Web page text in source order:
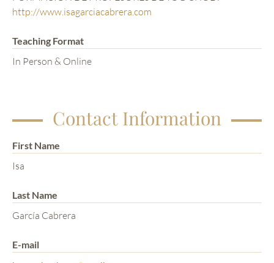
http://www.isagarciacabrera.com
Teaching Format
In Person & Online
Contact Information
First Name
Isa
Last Name
García Cabrera
E-mail